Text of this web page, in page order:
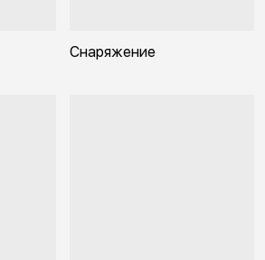
Снаряжение